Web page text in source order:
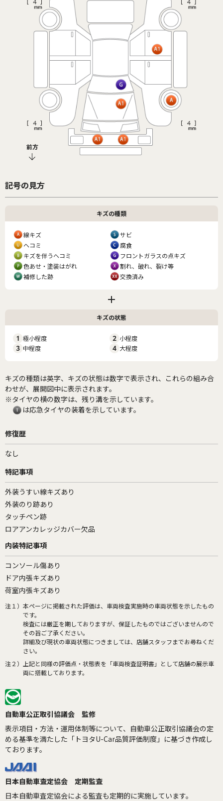
前方
記号の見方
キズの種類
線キズ
サビ
ヘコミ
腐食
キズを伴うヘコミ
フロントガラスの点キズ
色あせ・塗装はがれ
割れ、破れ、裂け等
補修した跡
交換済み
キズの状態
1 極小程度 2 小程度
3 中程度 4 大程度
キズの種類は英字、キズの状態は数字で表示され、これらの組み合
わせが、展開図中に表示されます。
※タイヤの横の数字は、残り溝を示しています。
は応急タイヤの装着を示しています。
修復歴
なし
特記事項
外装うすい線キズあり
外装のり跡あり
タッチペン跡
ロアアンカレッジカバー欠品
内装特記事項
コンソール傷あり
ドア内張キズあり
荷室内張キズあり
注１） 本ページに掲載された評価は、車両検査実施時の車両状態を示したもの
です。
検査には厳正を期しておりますが、保証したものではございませんので
その旨ご了承ください。
詳細及び現状の車両状態につきましては、店舗スタッフまでお尋ねくだ
さい。
注２）
上記と同様の評価点・状態表を「車両検査証明書」として店舗の展示車
両に搭載しております。
自動車公正取引協議会 監修
表示項目・方法・運用体制等について、自動車公正取引協議会の定
める基準を満たした「トヨタU-Car品質評価制度」に基づき作成し
ております。
日本自動車査定協会 定期監査
日本自動車査定協会による監査も定期的に実施しています。